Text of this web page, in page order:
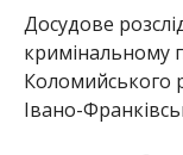
Досудове
кримінальному
Коломийського
Івано-